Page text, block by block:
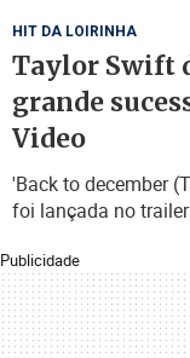
Publicidade
HIT DA LOIRINHA
Taylor Swift
grande
Video
'Back to december
foi lançada no